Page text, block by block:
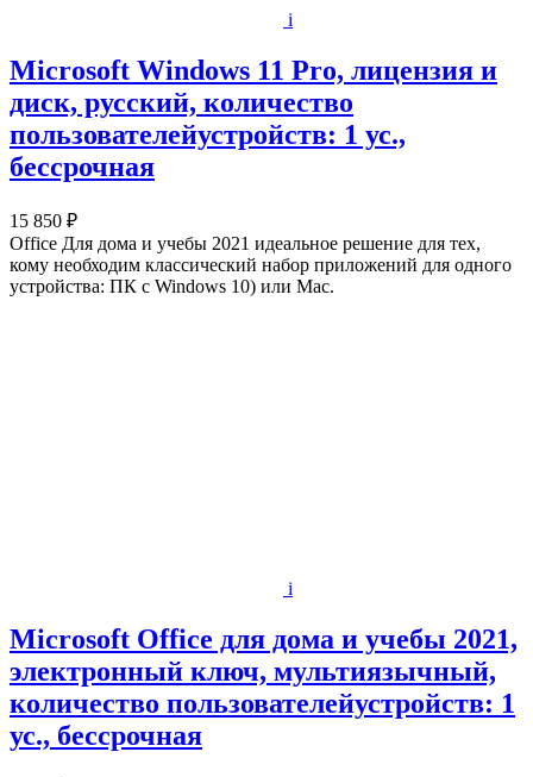
i
Microsoft Windows 11 Pro, лицензия и
диск, русский, количество
пользователейустройств: 1 ус.,
бессрочная
15 850 ₽
Office Для дома и учебы 2021 идеальное решение для тех,
кому необходим классический набор приложений для одного
устройства: ПК c Windows 10) или Mac.
i
Microsoft Office для дома и учебы 2021,
электронный ключ, мультиязычный,
количество пользователейустройств: 1
ус., бессрочная